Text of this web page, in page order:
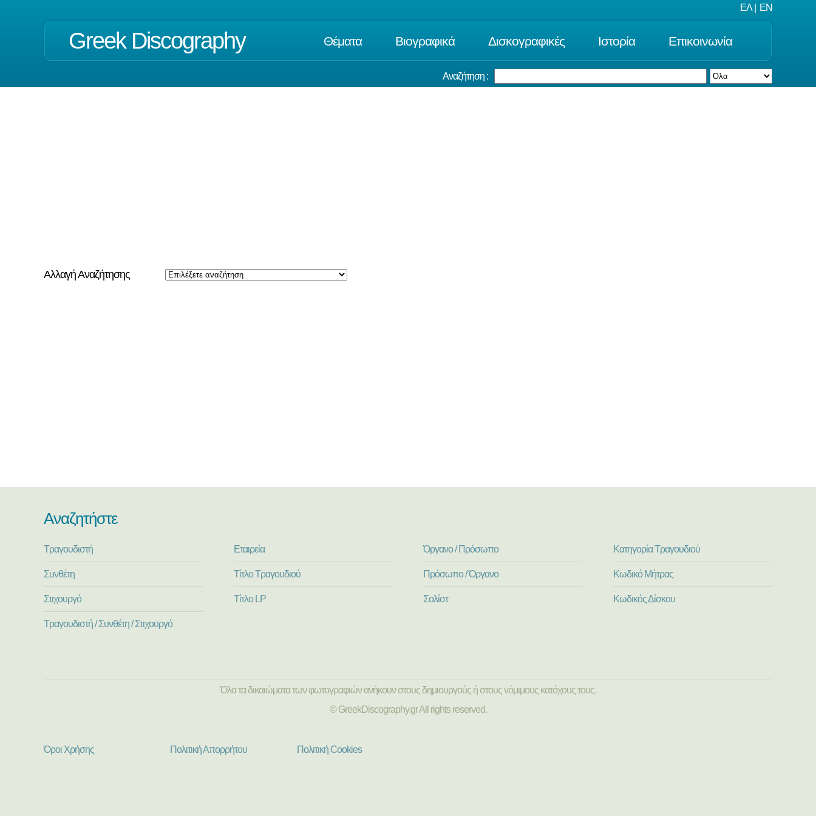
ΕΛ EN
Greek Discography Θέματα Βιογραφικά Δισκογραφικές Ιστορία Επικοινωνία
Αναζήτηση :
Αλλαγή Αναζήτησης
Αναζητήστε
Τραγουδιστή
Συνθέτη
Στιχουργό
Τραγουδιστή / Συνθέτη / Στιχουργό
Εταιρεία
Τίτλο Τραγουδιού
Τίτλο LP
Όργανο / Πρόσωπο
Πρόσωπο / Όργανο
Σολίστ
Κατηγορία Τραγουδιού
Κωδικό Μήτρας
Κωδικός Δίσκου
Όλα τα δικαιώματα των φωτογραφιών ανήκουν στους δημιουργούς ή στους νόμιμους κατόχους τους.
© GreekDiscography.gr All rights reserved.
Όροι Χρήσης Πολιτική Απορρήτου Πολιτική Cookies